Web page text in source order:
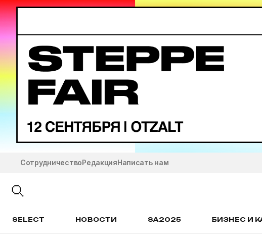
СотрудничествоРедакцияНаписать нам
SELECT НОВОСТИ SA2025 БИЗНЕС И